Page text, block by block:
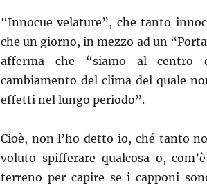
“Innocue velature”, che tanto
che un giorno, in mezzo ad un
afferma che “siamo al centro
cambiamento del clima del quale
effetti nel lungo periodo”.
Cioè, non l’ho detto io, ché tanto
voluto spifferare qualcosa o,
terreno per capire se i capponi